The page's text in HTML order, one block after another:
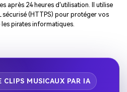
après 24 heures d'utilisation. Il utilise
sécurisé (HTTPS) pour protéger vos
pirates informatiques.
CLIPS MUSICAUX PAR IA